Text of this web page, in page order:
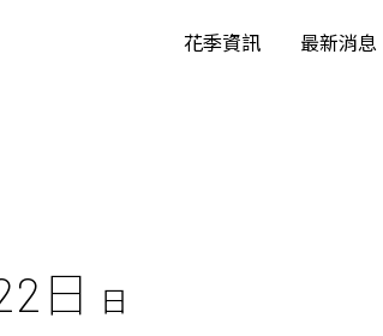
花季資訊 最新消息
日
日